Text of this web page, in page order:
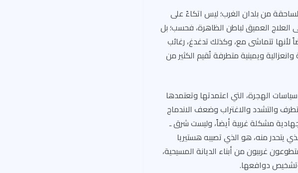
من بلدان الغرب؛ ليس اتكاءً على
العلاج العميق لباطن الظاهرة، فحسب؛ بل
لأنها تتماشى مع، وكذلك تدغدغ، رغائب
ويمينية متطرفة تُقيم الكثير من
الهجرة، التي اعتمدتها وتعتمدها
والتشدد والاغتراب وضعف الاندماج
مشكلة غربية أيضاً، وليست شرق ـ
يتحدر منه، هو الذي تصيبه هستيريا
غربيون من أبناء الديانة المسيحية،
وتشخيص دوافعها.